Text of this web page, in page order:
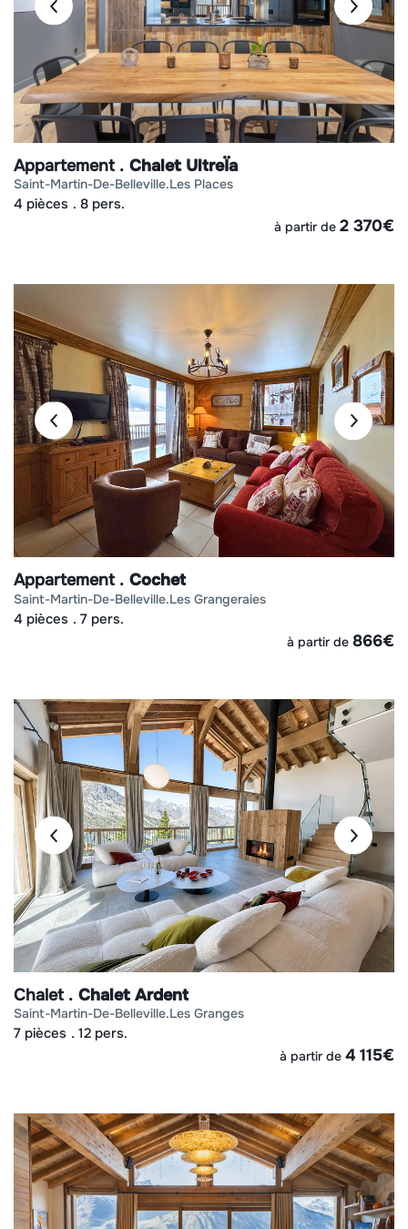
Appartement Chalet UltreÏa
saint-martin-de-belleville les places
4 pièces 8 pers.
à partir de 2 370€
Appartement Cochet
saint-martin-de-belleville les grangeraies
4 pièces 7 pers.
à partir de 866€
Chalet Chalet Ardent
saint-martin-de-belleville les granges
7 pièces 12 pers.
à partir de 4 115€